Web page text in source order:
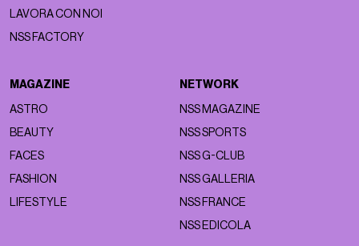
LAVORA CON NOI
NSS FACTORY
MAGAZINE
ASTRO
BEAUTY
FACES
FASHION
LIFESTYLE
NETWORK
NSS MAGAZINE
NSS SPORTS
NSS G-CLUB
NSS GALLERIA
NSS FRANCE
NSS EDICOLA